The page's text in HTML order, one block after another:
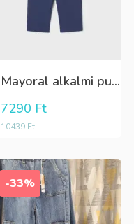
Mayoral alkalmi puha kék élre vasalt nadrág, behúzható derékrésszel
10439Ft
7290 Ft
-33%